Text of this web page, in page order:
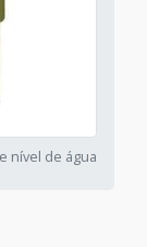
nível de água